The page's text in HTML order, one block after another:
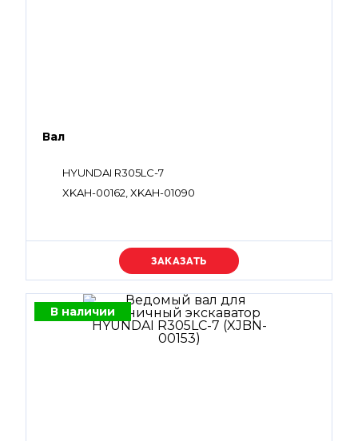
Вал
HYUNDAI R305LC-7
XKAH-00162, XKAH-01090
Уточняйте цену
В наличии